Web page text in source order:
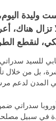
وليدة
لا تزال
لنقطع
للسيد
بل من خلال
المدن لدعم
سدراتي
سبيل مصلحة